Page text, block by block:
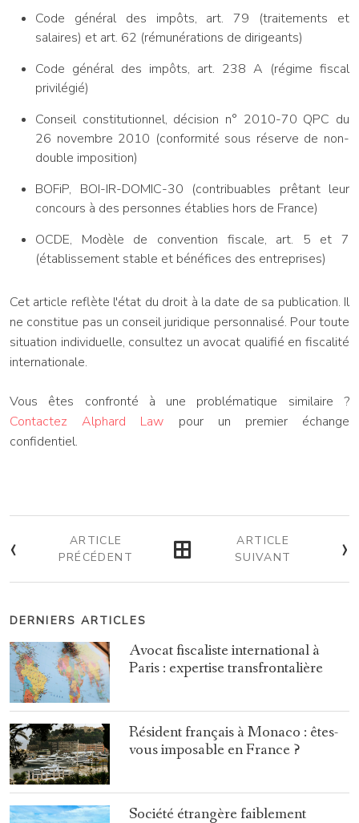
Code général des impôts, art. 79 (traitements et
salaires) et art. 62 (rémunérations de dirigeants)
Code général des impôts, art. 238 A (régime fiscal
privilégié)
Conseil constitutionnel, décision n° 2010-70 QPC du
26 novembre 2010 (conformité sous réserve de non-
double imposition)
BOFiP, BOI-IR-DOMIC-30 (contribuables prêtant leur
concours à des personnes établies hors de France)
OCDE, Modèle de convention fiscale, art. 5 et 7
(établissement stable et bénéfices des entreprises)
Cet article reflète l'état du droit à la date de sa publication. Il
ne constitue pas un conseil juridique personnalisé. Pour toute
situation individuelle, consultez un avocat qualifié en fiscalité
internationale.
Vous êtes confronté à une problématique similaire ?
Contactez Alphard Law pour un premier échange
confidentiel.
‹
ARTICLE
PRÉCÉDENT
ARTICLE
SUIVANT
›
DERNIERS ARTICLES
Avocat fiscaliste international à
Paris : expertise transfrontalière
Résident français à Monaco : êtes-
vous imposable en France ?
Société étrangère faiblement